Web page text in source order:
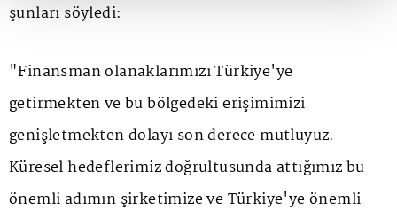
şunları söyledi:
"Finansman olanaklarımızı Türkiye'ye
getirmekten ve bu bölgedeki erişimimizi
genişletmekten dolayı son derece mutluyuz.
Küresel hedeflerimiz doğrultusunda attığımız bu
önemli adımın şirketimize ve Türkiye'ye önemli